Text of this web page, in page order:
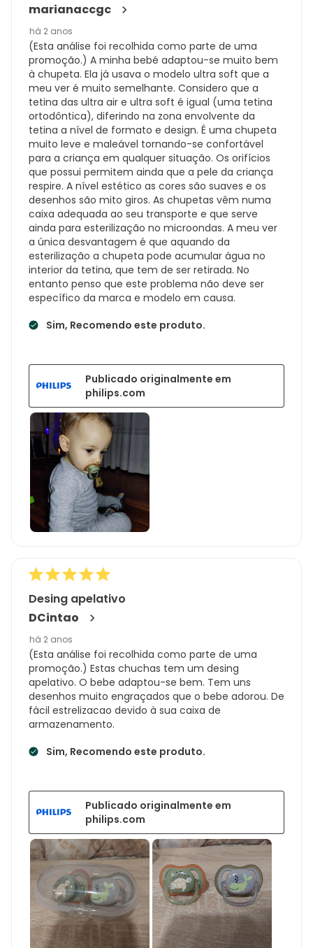
marianaccgc
há 2 anos
(Esta análise foi recolhida como parte de uma
promoção.) A minha bebé adaptou-se muito bem
à chupeta. Ela já usava o modelo ultra soft que a
meu ver é muito semelhante. Considero que a
tetina das ultra air e ultra soft é igual (uma tetina
ortodôntica), diferindo na zona envolvente da
tetina a nível de formato e design. É uma chupeta
muito leve e maleável tornando-se confortável
para a criança em qualquer situação. Os orifícios
que possui permitem ainda que a pele da criança
respire. A nível estético as cores são suaves e os
desenhos são mito giros. As chupetas vêm numa
caixa adequada ao seu transporte e que serve
ainda para esterilização no microondas. A meu ver
a única desvantagem é que aquando da
esterilização a chupeta pode acumular água no
interior da tetina, que tem de ser retirada. No
entanto penso que este problema não deve ser
específico da marca e modelo em causa.
Sim, Recomendo este produto.
Publicado originalmente em
philips.com
Desing apelativo
DCintao
há 2 anos
(Esta análise foi recolhida como parte de uma
promoção.) Estas chuchas tem um desing
apelativo. O bebe adaptou-se bem. Tem uns
desenhos muito engraçados que o bebe adorou. De
fácil estrelizacao devido à sua caixa de
armazenamento.
Sim, Recomendo este produto.
Publicado originalmente em
philips.com